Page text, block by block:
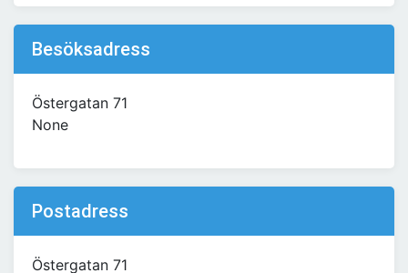
Besöksadress
Östergatan 71
None
Postadress
Östergatan 71